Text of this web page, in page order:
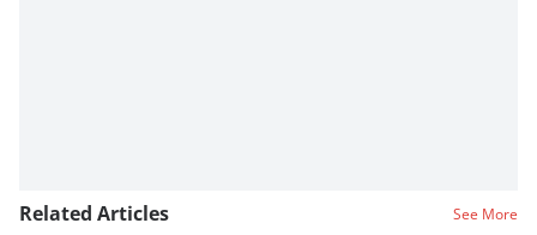
Related Articles See More